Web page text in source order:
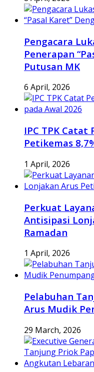
Pengacara
Penerapan
Putusan MK
6 April, 2026
IPC TPK
Petikemas
1 April, 2026
Perkuat
Antisipasi
Ramadan
1 April, 2026
Pelabuhan
Arus Mudik
29 March, 2026